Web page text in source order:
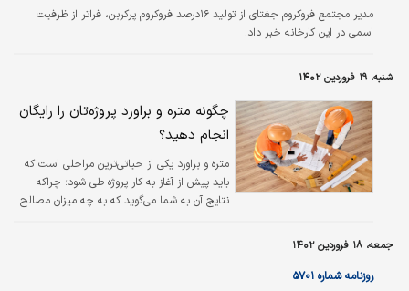
مدیر مجتمع فروکروم جغتای از تولید ۱۶‌درصد فروکروم پرکربن، فراتر از ظرفیت
اسمی در این کارخانه خبر داد.
شنبه، ۱۹ فروردین ۱۴۰۲
چگونه متره و براورد پروژه‌تان را رایگان
انجام دهید؟
متره و براورد یکی از حیاتی‌ترین مراحلی است که
باید پیش از آغاز به کار پروژه طی شود؛ چراکه
نتایج آن به شما می‌گوید که به چه میزان مصالح
جمعه، ۱۸ فروردین ۱۴۰۲
روزنامه شماره ۵۷۰۱